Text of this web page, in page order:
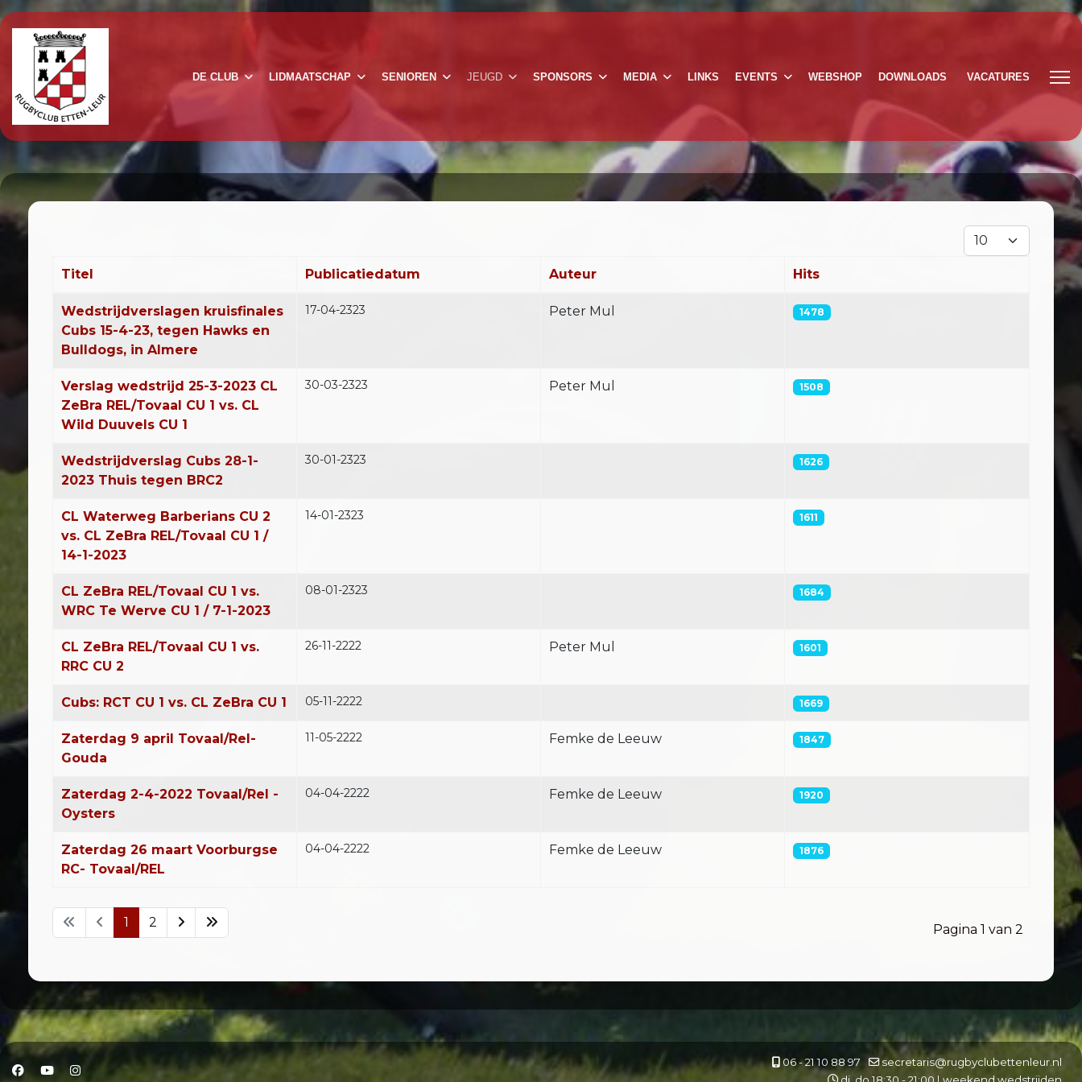
DE CLUB LIDMAATSCHAP SENIOREN JEUGD SPONSORS MEDIA LINKS EVENTS WEBSHOP DOWNLOADS VACATURES
Toon #
Titel Publicatiedatum Auteur Hits
Wedstrijdverslagen kruisfinales
Cubs 15-4-23, tegen Hawks en
Bulldogs, in Almere
17-04-2323 Peter Mul 1478
Verslag wedstrijd 25-3-2023 CL
ZeBra REL/Tovaal CU 1 vs. CL
Wild Duuvels CU 1
30-03-2323 Peter Mul 1508
Wedstrijdverslag Cubs 28-1-
2023 Thuis tegen BRC2
30-01-2323 1626
CL Waterweg Barberians CU 2
vs. CL ZeBra REL/Tovaal CU 1 /
14-1-2023
14-01-2323 1611
CL ZeBra REL/Tovaal CU 1 vs.
WRC Te Werve CU 1 / 7-1-2023
08-01-2323 1684
CL ZeBra REL/Tovaal CU 1 vs.
RRC CU 2
26-11-2222 Peter Mul 1601
Cubs: RCT CU 1 vs. CL ZeBra CU 1 05-11-2222 1669
Zaterdag 9 april Tovaal/Rel-
Gouda
11-05-2222 Femke de Leeuw 1847
Zaterdag 2-4-2022 Tovaal/Rel -
Oysters
04-04-2222 Femke de Leeuw 1920
Zaterdag 26 maart Voorburgse
RC- Tovaal/REL
04-04-2222 Femke de Leeuw 1876
Pagina 1 van 2
1 2
06 - 21 10 88 97
secretaris@rugbyclubettenleur.nl